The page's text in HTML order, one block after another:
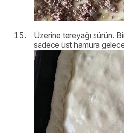
Üzerine tereyağı sürün.
sadece üst hamura